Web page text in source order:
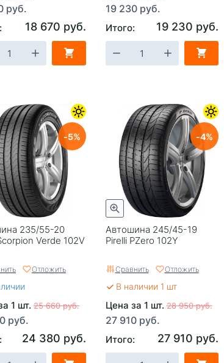
руб.
18 670 руб.
19 230 руб.
Итого: 19 230 руб.
235/55-20
Verde 102V
5
Отложить
1 шт. 25 660 руб.
руб.
24 380 руб.
Автошина 245/45-19
Pirelli PZero 102Y
4
Сравнить Отложить
В наличии 1 шт
Цена за 1 шт.28 950 руб.
27 910 руб.
Итого: 27 910 руб.